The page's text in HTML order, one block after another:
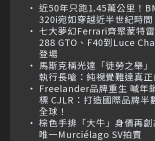
近50年只跑1.45萬公里！
320i宛如穿越近半世紀時間
七大夢幻Ferrari齊聚蒙特雷
288 GTO、F40到Luce
登場
馬斯克稱光達「徒勞之舉
執行長嗆：純視覺難達真
Freelander品牌重生 喊年
標 CJLR：打造國際品牌半
全球！
棕色手排「大牛」身價再
唯一Murciélago SV拍賣